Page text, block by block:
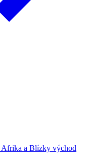
Afrika a Blízky východ